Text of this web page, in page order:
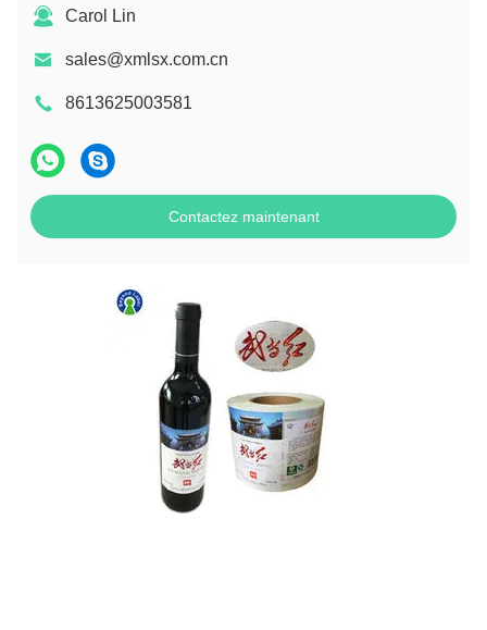
Carol Lin
sales@xmlsx.com.cn
8613625003581
Contactez maintenant